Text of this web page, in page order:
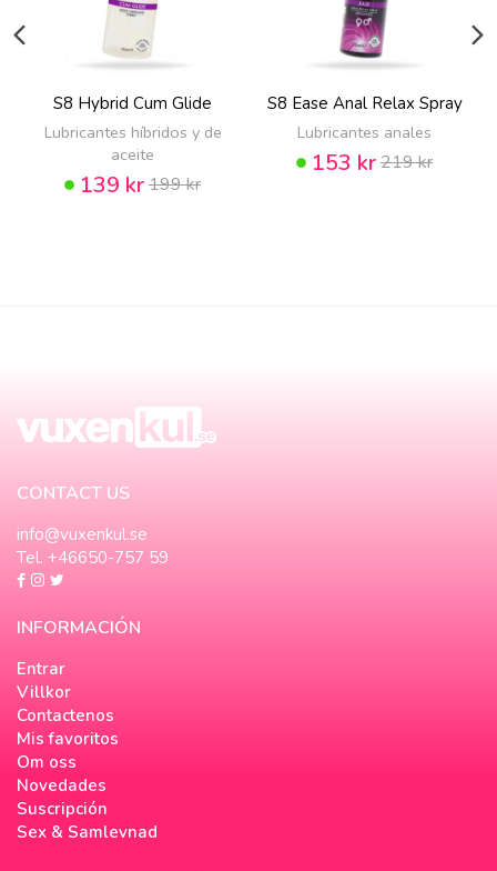
S8 Hybrid Cum Glide
Lubricantes híbridos y de
aceite
139 kr199 kr
S8 Ease Anal Relax Spray
Lubricantes anales
153 kr219 kr
CONTACT US
info@vuxenkul.se
Tel. +46650-757 59
INFORMACIÓN
Entrar
Villkor
Contactenos
Mis favoritos
Om oss
Novedades
Suscripción
Sex & Samlevnad